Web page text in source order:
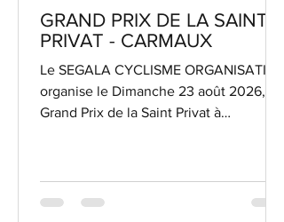
GRAND PRIX DE LA SAINT
PRIVAT - CARMAUX
Le SEGALA CYCLISME ORGANISATION
organise le Dimanche 23 août 2026, le
Grand Prix de la Saint Privat à
Place Gambetta 81400 CARMAUX